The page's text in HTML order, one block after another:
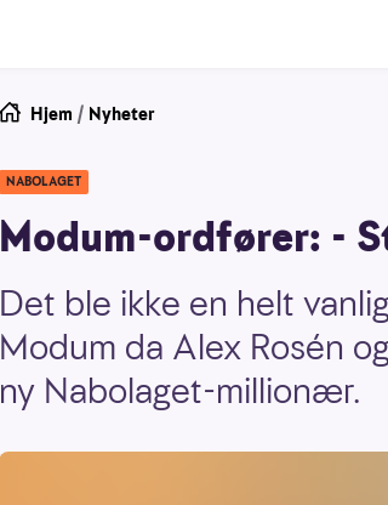
Hjem / Nyheter
NABOLAGET
Modum-ordfører: -
Det ble ikke en helt
Modum da Alex Rosén
ny Nabolaget-millionær.